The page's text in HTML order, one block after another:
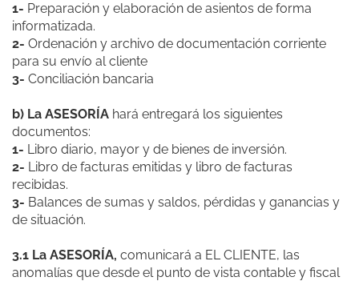
1- Preparación y elaboración de asientos de forma
informatizada.
2- Ordenación y archivo de documentación corriente
para su envío al cliente
3- Conciliación bancaria
b) La ASESORÍA hará entregará los siguientes
documentos:
1- Libro diario, mayor y de bienes de inversión.
2- Libro de facturas emitidas y libro de facturas
recibidas.
3- Balances de sumas y saldos, pérdidas y ganancias y
de situación.
3.1 La ASESORÍA, comunicará a EL CLIENTE, las
anomalías que desde el punto de vista contable y fiscal